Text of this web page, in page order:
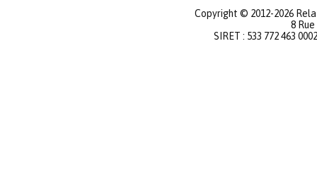
Copyright © 2012-2026
8
SIRET : 533 772 463